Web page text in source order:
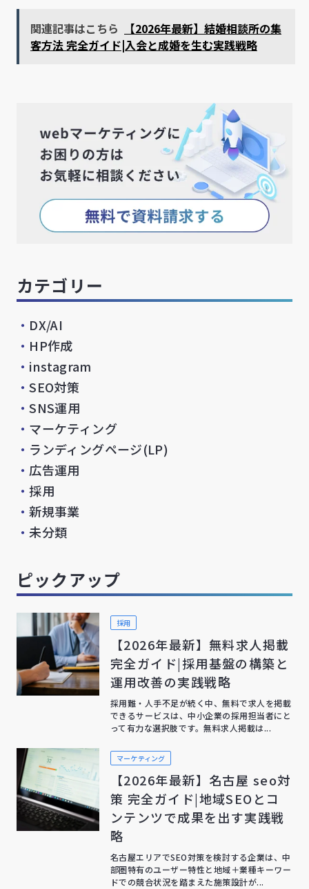
関連記事はこちら
【2026年最新】結婚相談所の集
客方法 完全ガイド|入会と成婚を生む実践戦略
カテゴリー
・ DX/AI
・ HP作成
・ instagram
・SEO対策
・SNS運用
・ マーケティング
・ ランディングページ(LP)
・広告運用
・採用
・新規事業
・未分類
ピックアップ
採用
【2026年最新】無料求人掲載
完全ガイド|採用基盤の構築と
運用改善の実践戦略
採用難・人手不足が続く中、無料で求人を掲載
できるサービスは、中小企業の採用担当者にと
って有力な選択肢です。無料求人掲載は...
マーケティング
【2026年最新】名古屋 seo対
策 完全ガイド|地域SEOとコ
ンテンツで成果を出す実践戦
略
名古屋エリアでSEO対策を検討する企業は、中
部圏特有のユーザー特性と地域＋業種キーワー
ドでの競合状況を踏まえた施策設計が...